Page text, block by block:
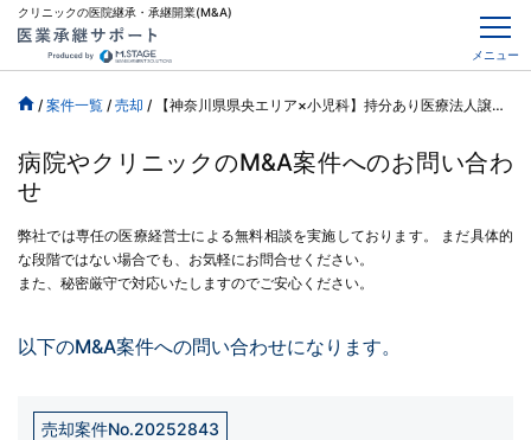
クリニックの医院継承・承継開業(M&A)
メニュー
/ 案件一覧 / 売却 / 【神奈川県県央エリア×小児科】持分あり医療法人譲渡、売上年間1億円超の高収益
病院やクリニックのM&A案件へのお問い合わ
せ
弊社では専任の医療経営士による無料相談を実施しております。
まだ具体的
な段階ではない場合でも、お気軽にお問合せください。
また、秘密厳守で対応いたしますのでご安心ください。
以下のM&A案件への問い合わせになります。
売却案件No.20252843